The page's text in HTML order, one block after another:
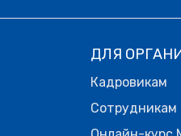
ДЛЯ
Кадровикам
Сотрудникам